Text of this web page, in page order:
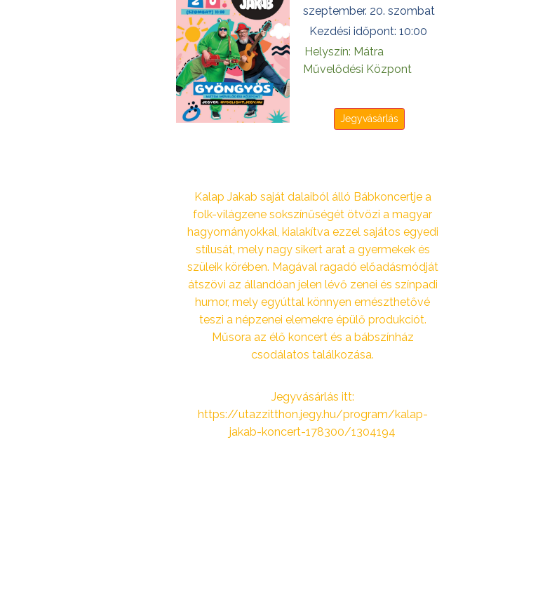
szeptember. 20. szombat
Kezdési időpont: 10:00
Helyszín: Mátra
Művelődési Központ
Jegyvásárlás
Kalap Jakab saját dalaiból álló Bábkoncertje a
folk-világzene sokszínűségét ötvözi a magyar
hagyományokkal, kialakítva ezzel sajátos egyedi
stílusát, mely nagy sikert arat a gyermekek és
szüleik körében. Magával ragadó előadásmódját
átszövi az állandóan jelen lévő zenei és színpadi
humor, mely egyúttal könnyen emészthetővé
teszi a népzenei elemekre épülő produkciót.
Műsora az élő koncert és a bábszínház
csodálatos találkozása.
Jegyvásárlás itt:
https://utazzitthon.jegy.hu/program/kalap-
jakab-koncert-178300/1304194